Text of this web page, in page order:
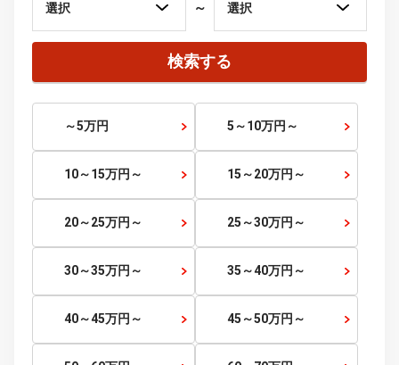
徳島県 香川県 愛媛県 高知県
福岡県 佐賀県 長崎県 熊本県
価格から探す